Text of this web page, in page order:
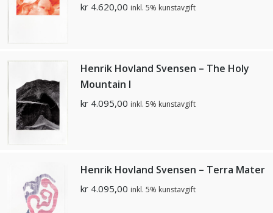
kr 4.620,00 inkl. 5% kunstavgift
Henrik Hovland Svensen – The Holy
Mountain I
kr 4.095,00 inkl. 5% kunstavgift
Henrik Hovland Svensen – Terra Mater
kr 4.095,00 inkl. 5% kunstavgift